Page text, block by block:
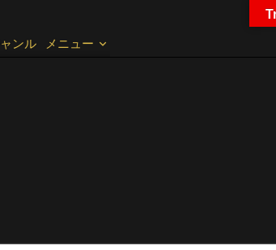
ンル メニュー